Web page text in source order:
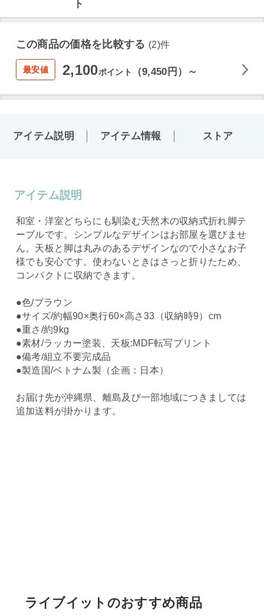
この商品の価格を比較する (2)件
最安値 2,100ポイント （9,450円）～
アイテム説明 アイテム情報 ストア
アイテム説明
和室・洋室どちらにも馴染む天然木の収納式折れ脚テ
ーブルです。シンプルなデザインはお部屋を選びませ
ん。天板と脚は丸みのあるデザインなので小さなお子
様でも安心です。使わないときはさっと折りたため、
コンパクトに収納できます。
●色/ブラウン
●サイズ/約幅90×奥行60×高さ33（収納時9）cm
●重さ/約9kg
●素材/ラッカー塗装、天板:MDF転写プリント
●備考/組立不要完成品
●製造国/ベトナム製（企画：日本）
お届け先が沖縄県、離島及び一部地域につきましては
追加送料が掛かります。
ライブイットのおすすめ商品